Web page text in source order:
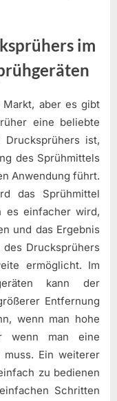
im
aber es gibt
eine beliebte
ist,
des Sprühmittels
Anwendung führt.
das Sprühmittel
es einfacher wird,
und das Ergebnis
Drucksprühers
ermöglicht. Im
kann der
Entfernung
wenn man hohe
wenn man eine
Ein weiterer
zu bedienen
Schritten